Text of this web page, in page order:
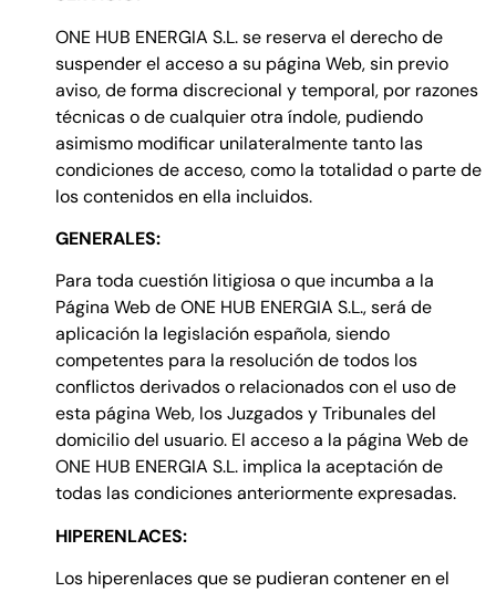
ONE HUB ENERGIA S.L. se reserva el derecho de
suspender el acceso a su página Web, sin previo
aviso, de forma discrecional y temporal, por razones
técnicas o de cualquier otra índole, pudiendo
asimismo modificar unilateralmente tanto las
condiciones de acceso, como la totalidad o parte de
los contenidos en ella incluidos.
GENERALES:
Para toda cuestión litigiosa o que incumba a la
Página Web de ONE HUB ENERGIA S.L., será de
aplicación la legislación española, siendo
competentes para la resolución de todos los
conflictos derivados o relacionados con el uso de
esta página Web, los Juzgados y Tribunales del
domicilio del usuario. El acceso a la página Web de
ONE HUB ENERGIA S.L. implica la aceptación de
todas las condiciones anteriormente expresadas.
HIPERENLACES:
Los hiperenlaces que se pudieran contener en el